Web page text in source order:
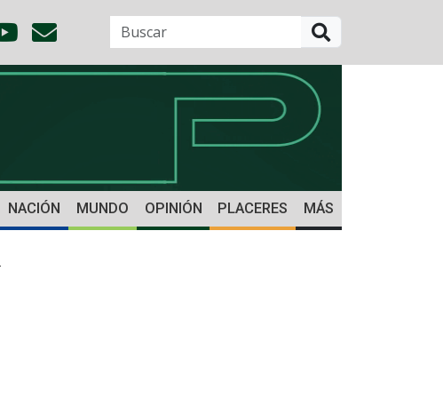
NACIÓN MUNDO OPINIÓN PLACERES MÁS